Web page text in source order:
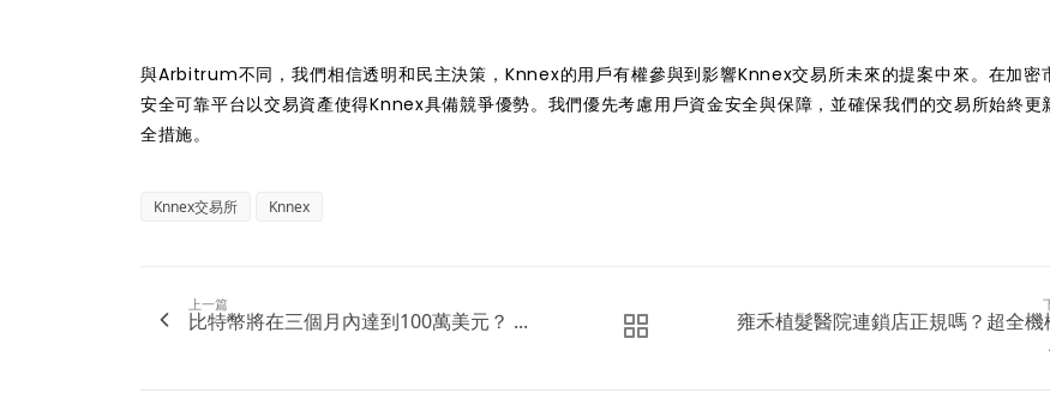
與Arbitrum不同，我們相信透明和民主決策，Knnex的用戶有權參與到影響Knnex交易所未來的提案中來。在加密
安全可靠平台以交易資產使得Knnex具備競爭優勢。我們優先考慮用戶資金安全與保障，並確保我們的交易所始終更
全措施。
Knnex交易所 Knnex
上一篇
比特幣將在三個月內達到100萬美元？ ...
雍禾植髮醫院連鎖店正規嗎？超全機